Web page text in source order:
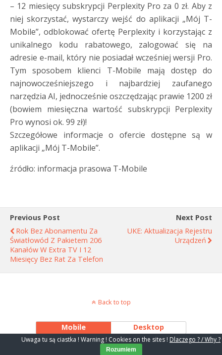
– 12 miesięcy subskrypcji Perplexity Pro za 0 zł. Aby z
niej skorzystać, wystarczy wejść do aplikacji „Mój T-
Mobile”, odblokować ofertę Perplexity i korzystając z
unikalnego kodu rabatowego, zalogować się na
adresie e-mail, który nie posiadał wcześniej wersji Pro.
Tym sposobem klienci T-Mobile mają dostęp do
najnowocześniejszego i najbardziej zaufanego
narzędzia AI, jednocześnie oszczędzając prawie 1200 zł
(bowiem miesięczna wartość subskrypcji Perplexity
Pro wynosi ok. 99 zł)!
Szczegółowe informacje o ofercie dostępne są w
aplikacji „Mój T-Mobile”.
źródło: informacja prasowa T-Mobile
Previous Post
Rok Bez Abonamentu Za
Światłowód Z Pakietem 206
Kanałów W Extra TV I 12
Miesięcy Bez Rat Za Telefon
Next Post
UKE: Aktualizacja Rejestru
Urządzeń
Back to top
Mobile Desktop
Uwaga tu są ciastka ! Warning ! Cookies on the sites ! Dlaczego ? / Why ?
Rozumiem